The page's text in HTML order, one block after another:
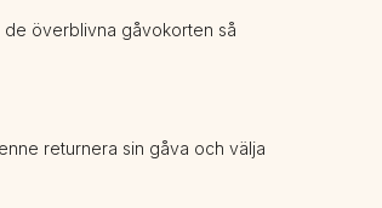
de överblivna gåvokorten så
returnera sin gåva och välja